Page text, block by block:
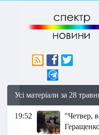
Усі матеріали за 28
19:52
"Четвер,